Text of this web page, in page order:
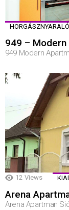
HORGÁSZNYARALÓ
949 –
949 Modern
12 Views
Arena
Arena Apartman